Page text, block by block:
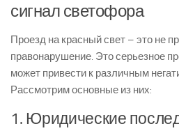
сигнал светофора
Проезд на красный свет – это не
правонарушение. Это серьезное
может привести к различным
Рассмотрим основные из них:
1. Юридические